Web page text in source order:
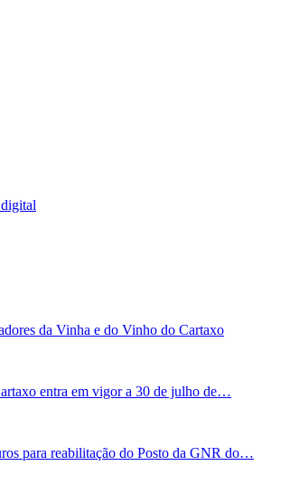
da Vinha e do Vinho do Cartaxo
entra em vigor a 30 de julho de…
para reabilitação do Posto da GNR do…